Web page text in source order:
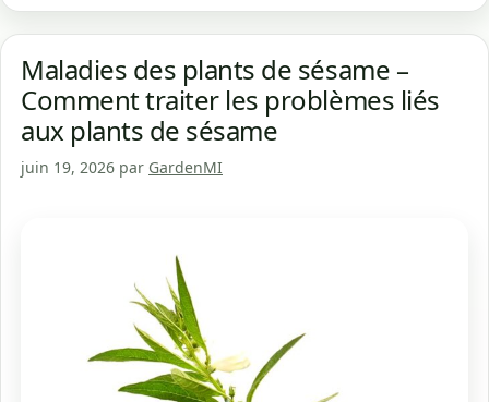
Maladies des plants de sésame –
Comment traiter les problèmes liés
aux plants de sésame
juin 19, 2026 par GardenMI